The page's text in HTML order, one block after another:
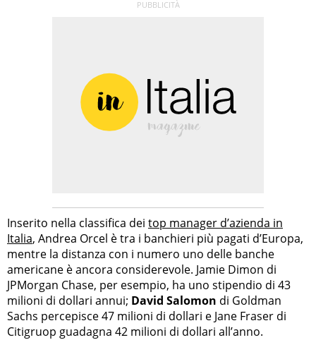
Inserito nella classifica dei top manager d’azienda in
Italia, Andrea Orcel è tra i banchieri più pagati d’Europa,
mentre la distanza con i numero uno delle banche
americane è ancora considerevole. Jamie Dimon di
JPMorgan Chase, per esempio, ha uno stipendio di 43
milioni di dollari annui; David Salomon di Goldman
Sachs percepisce 47 milioni di dollari e Jane Fraser di
Citigruop guadagna 42 milioni di dollari all’anno.